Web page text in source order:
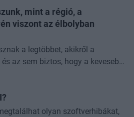
mint a régió, a
viszont az élbolyban
a legtöbbet, akikről a
az sem biztos, hogy a kevesebb
olyan szoftverhibákat,